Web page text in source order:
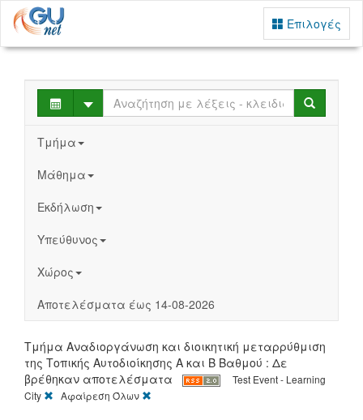
Επιλογές
Select Search
Τμήμα
Μάθημα
Εκδήλωση
Υπεύθυνος
Χώρος
Αποτελέσματα έως 14-08-2026
Τμήμα Αναδιοργάνωση και διοικητική μεταρρύθμιση
της Τοπικής Αυτοδιοίκησης Α και Β Βαθμού : Δε
βρέθηκαν αποτελέσματα
Test Event - Learning
City
[X]Αφαίρεση Όλων